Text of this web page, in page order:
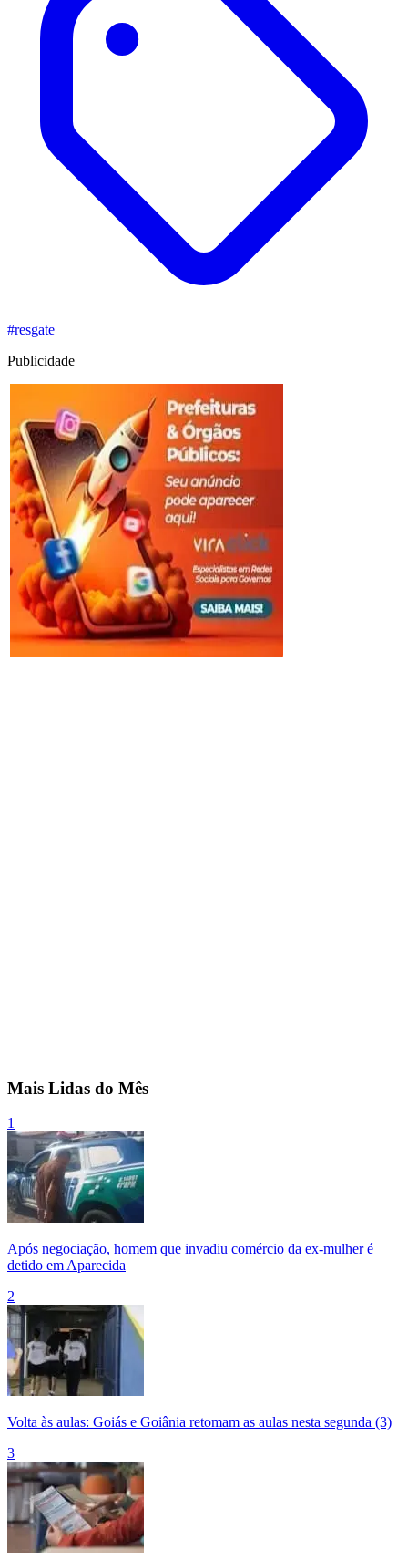
#resgate
Publicidade
Mais Lidas do Mês
1
Após negociação, homem que invadiu comércio da ex-mulher é
detido em Aparecida
2
Volta às aulas: Goiás e Goiânia retomam as aulas nesta segunda (3)
3